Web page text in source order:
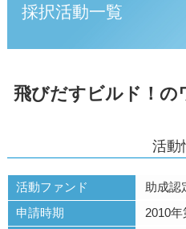
採択活動一覧
飛びだすビルド！の
活動
活動ファンド
助成認
申請時期
2010年